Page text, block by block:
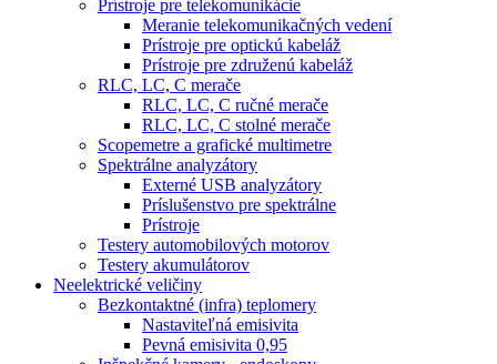
Prístroje pre telekomunikácie
Meranie telekomunikačných vedení
Prístroje pre optickú kabeláž
Prístroje pre združenú kabeláž
RLC, LC, C merače
RLC, LC, C ručné merače
RLC, LC, C stolné merače
Scopemetre a grafické multimetre
Spektrálne analyzátory
Externé USB analyzátory
Príslušenstvo pre spektrálne
Prístroje
Testery automobilových motorov
Testery akumulátorov
Neelektrické veličiny
Bezkontaktné (infra) teplomery
Nastaviteľná emisivita
Pevná emisivita 0,95